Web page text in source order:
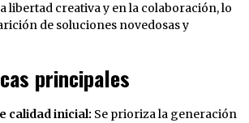
libertad creativa y en la colaboración, lo
de soluciones novedosas y
principales
calidad inicial: Se prioriza la generación